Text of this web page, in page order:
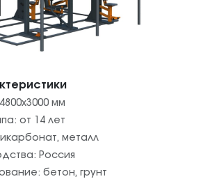
мм
от 14 лет
, металл
Россия
бетон, грунт